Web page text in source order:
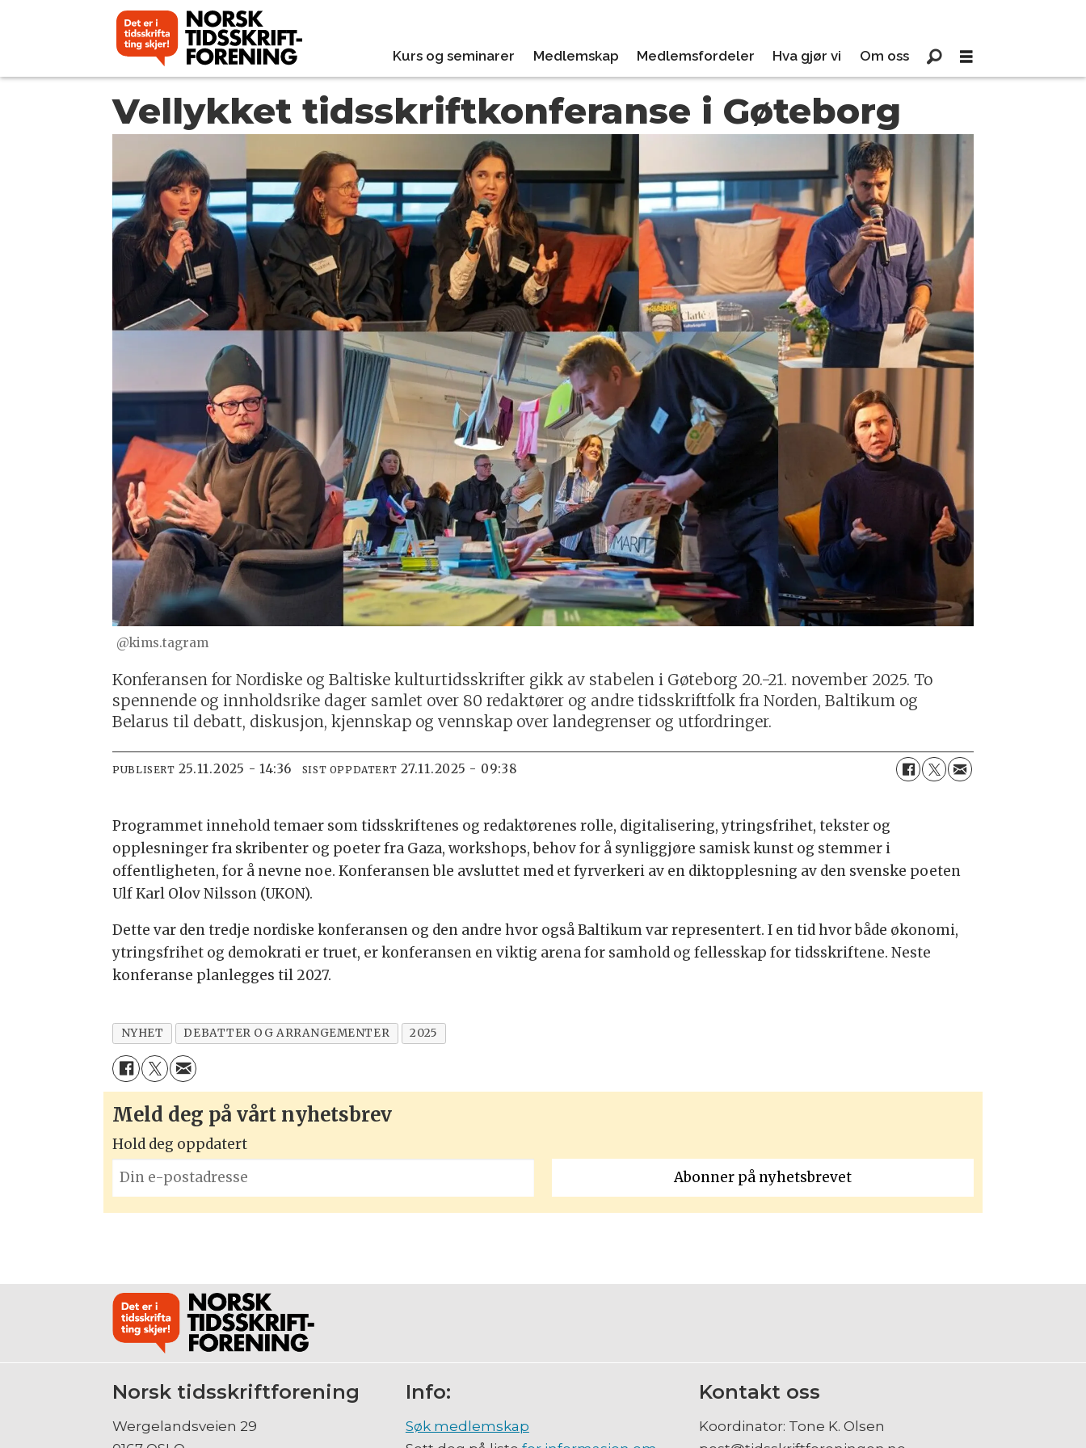
Kurs og seminarer Medlemskap Medlemsfordeler Hva gjør vi Om oss
Vellykket tidsskriftkonferanse i Gøteborg
@kims.tagram
Konferansen for Nordiske og Baltiske kulturtidsskrifter gikk av stabelen i Gøteborg 20.-21. november 2025. To
spennende og innholdsrike dager samlet over 80 redaktører og andre tidsskriftfolk fra Norden, Baltikum og
Belarus til debatt, diskusjon, kjennskap og vennskap over landegrenser og utfordringer.
PUBLISERT 25.11.2025 - 14:36 SIST OPPDATERT 27.11.2025 - 09:38
Programmet innehold temaer som tidsskriftenes og redaktørenes rolle, digitalisering, ytringsfrihet, tekster og
opplesninger fra skribenter og poeter fra Gaza, workshops, behov for å synliggjøre samisk kunst og stemmer i
offentligheten, for å nevne noe. Konferansen ble avsluttet med et fyrverkeri av en diktopplesning av den svenske poeten
Ulf Karl Olov Nilsson (UKON).
Dette var den tredje nordiske konferansen og den andre hvor også Baltikum var representert. I en tid hvor både økonomi,
ytringsfrihet og demokrati er truet, er konferansen en viktig arena for samhold og fellesskap for tidsskriftene. Neste
konferanse planlegges til 2027.
NYHET DEBATTER OG ARRANGEMENTER 2025
Meld deg på vårt nyhetsbrev
Hold deg oppdatert
Norsk tidsskriftforening
Wergelandsveien 29
Info:
Søk medlemskap
Kontakt oss
Koordinator: Tone K. Olsen